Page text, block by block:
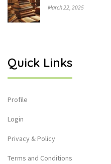
March 22, 2025
Quick Links
Profile
Login
Privacy & Policy
Terms and Conditions